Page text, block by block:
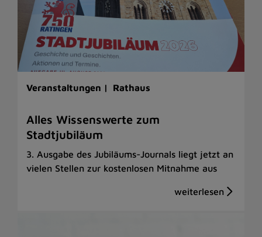
Veranstaltungen | Rathaus
Alles Wissenswerte zum
Stadtjubiläum
3. Ausgabe des Jubiläums-Journals liegt jetzt an
vielen Stellen zur kostenlosen Mitnahme aus